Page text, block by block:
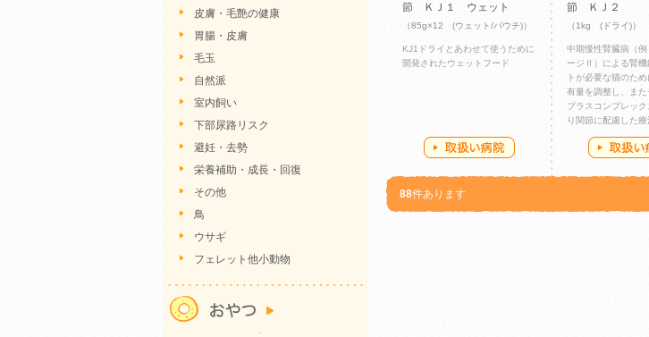
節 ＫＪ１ ウェット
（85g×12 (ウェット/パウチ)）
KJ1ドライとあわせて使うために
開発されたウェットフード
節 ＫＪ２
（1kg (ドライ)）
中期慢性腎臓病（
ージⅡ）による腎機
トが必要な猫のた
有量を調整し、また
プラスコンプレック
り関節に配慮した療
88件あります
皮膚・毛艶の健康
胃腸・皮膚
毛玉
自然派
室内飼い
下部尿路リスク
避妊・去勢
栄養補助・成長・回復
その他
鳥
ウサギ
フェレット他小動物